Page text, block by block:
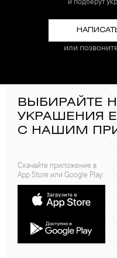
и подберут
или
ВЫБИРАЙТЕ
УКРАШЕНИЯ
С НАШИМ
Скачайте приложение в
App Store или Google Play: